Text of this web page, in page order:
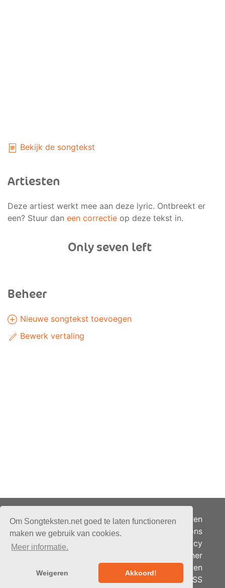
Om Songteksten.net goed te laten functioneren
maken we gebruik van cookies.
Meer informatie.
Weigeren Akkoord!
Bekijk de songtekst
Artiesten
Deze artiest werkt mee aan deze lyric. Ontbreekt er
een? Stuur dan een correctie op deze tekst in.
Only seven left
Beheer
Nieuwe songtekst toevoegen
Bewerk vertaling
Alle rechten voorbehouden.
bandhosting.nl
Adverteren
Over ons
Je privacy
Partner
Berichten
RSS